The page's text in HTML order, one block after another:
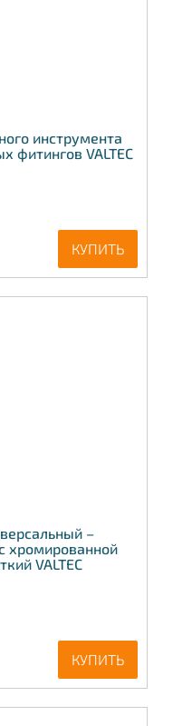
инструмента
фитингов VALTEC
КУПИТЬ
–
хромированной
VALTEC
КУПИТЬ